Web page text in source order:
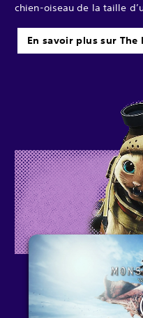
chien-oiseau de la taille
En savoir plus sur The